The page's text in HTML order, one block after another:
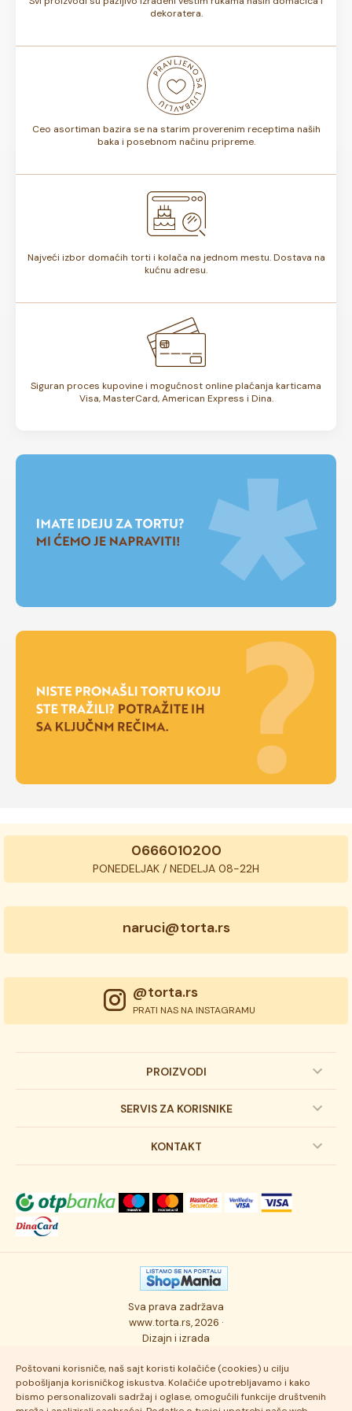
dekoratera.
Ceo asortiman bazira se na starim proverenim receptima naših
baka i posebnom načinu pripreme.
Najveći izbor domaćih torti i kolača na jednom mestu. Dostava na
kućnu adresu.
Siguran proces kupovine i mogućnost online plaćanja karticama
Visa, MasterCard, American Express i Dina.
Poštovani korisniče, naš sajt koristi kolačiće (cookies) u cilju
pobošljanja korisničkog iskustva. Kolačiće upotrebljavamo i kako
bismo personalizovali sadržaj i oglase, omogućili funkcije društvenih
0666010200
PONEDELJAK / NEDELJA 08-22H
naruci@torta.rs
@torta.rs
PRATI NAS NA INSTAGRAMU
PROIZVODI
Dečije torte
Svadbene torte
Torta klasici
Osmisli tortu
Ukusi torti
SERVIS ZA KORISNIKE
Prijava na newsletter
Dostava robe
Autorska prava
Politika privatnosti
Najčešće postavljana pitanja
KONTAKT
Novosti
Posao
Kontakt
Sva prava zadržava
www.torta.rs, 2026 ·
Dizajn i izrada